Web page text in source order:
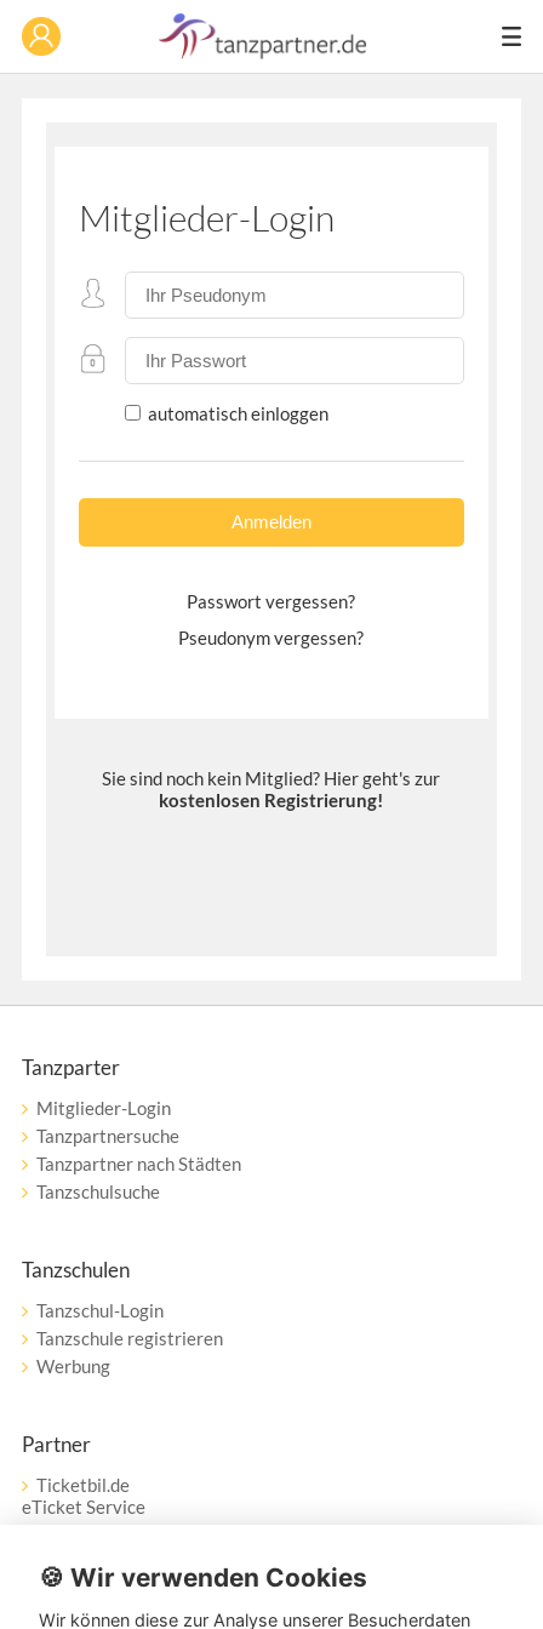
Mitglieder-Login
automatisch einloggen
Passwort vergessen?
Pseudonym vergessen?
Sie sind noch kein Mitglied? Hier geht's zur
kostenlosen Registrierung!
Tanzparter
Mitglieder-Login
Tanzpartnersuche
Tanzpartner nach Städten
Tanzschulsuche
Tanzschulen
Tanzschul-Login
Tanzschule registrieren
Werbung
Partner
Ticketbil.de
eTicket Service
Vertrag widerrufen
🍪 Wir verwenden Cookies
Wir können diese zur Analyse unserer Besucherdaten